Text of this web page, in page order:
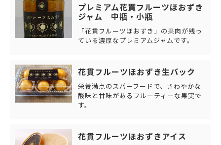
プレミアム花貫フルーツほおずき
ジャム 中瓶・小瓶
「花貫フルーツほおずき」の果肉が残っ
ている濃厚なプレミアムジャムです。
花貫フルーツほおずき生パック
栄養満点のスパーフードで、さわやかな
酸味と甘味があるフルーティーな果実で
す。
花貫フルーツほおずきアイス